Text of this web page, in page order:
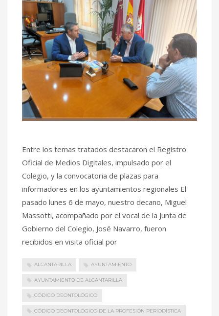
Entre los temas tratados destacaron el Registro
Oficial de Medios Digitales, impulsado por el
Colegio, y la convocatoria de plazas para
informadores en los ayuntamientos regionales El
pasado lunes 6 de mayo, nuestro decano, Miguel
Massotti, acompañado por el vocal de la Junta de
Gobierno del Colegio, José Navarro, fueron
recibidos en visita oficial por
ALCANTARILLA AYUNTAMIENTO
AYUNTAMIENTO DE ALCANTARILLA
CÓDIGO DEONTOLÓGICO
CÓDIGO DEONTOLÓGICO DE LA PROFESIÓN PERIODÍSTICA